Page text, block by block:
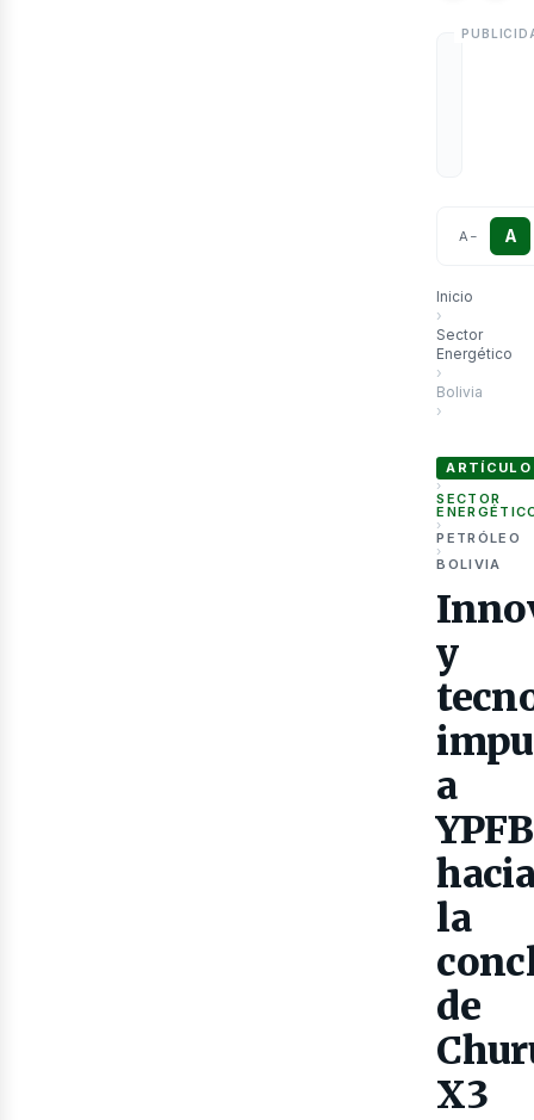
A − A
Inicio
›
Sector
Energético
›
Bolivia
›
ARTÍCULO
›
SECTOR
›
PETRÓLEO
›
BOLIVIA
y
a
YPFB
la
de
X3